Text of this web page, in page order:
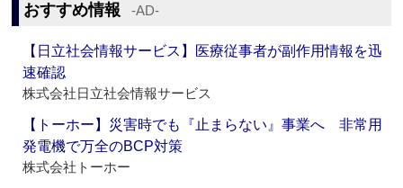
おすすめ情報 ‐AD‐
【日立社会情報サービス】医療従事者が副作用情報を迅
速確認
株式会社日立社会情報サービス
【トーホー】災害時でも『止まらない』事業へ 非常用
発電機で万全のBCP対策
株式会社トーホー